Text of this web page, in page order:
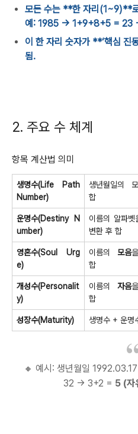
모든 수는 **한 자리(1~9)**
예: 1985 → 1+9+8+5 = 23
이 한 자리 숫자가 **‘핵심
됨.
2. 주요 수 체계
항목 계산법 의미
생명수(Life Path
Number)
생년월일의
합
운명수(Destiny N
umber)
이름의 알파벳
변환 후 합
영혼수(Soul Urg
e)
이름의 모음
합
개성수(Personalit
y)
이름의 자음
합
성장수(Maturity) 생명수 + 운명
🔸 예시: 생년월일
32 → 3+2 = 5 (자